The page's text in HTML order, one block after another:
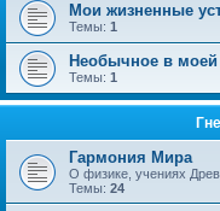
Мои жизненные
Темы: 1
Необычное в моей
Темы: 1
Гармония Мира
О физике, учениях
Темы: 24